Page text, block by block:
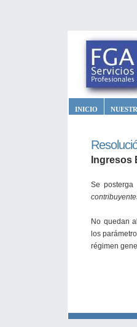
INICIO
Ingresos
Se
No quedan
los
régimen